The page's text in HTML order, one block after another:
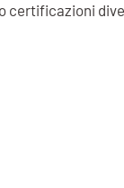
certificazioni